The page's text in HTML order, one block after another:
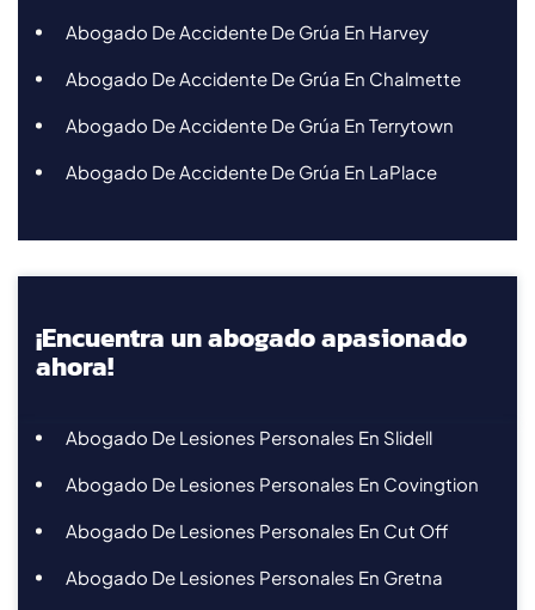
Abogado De Accidente De Grúa En Harvey
Abogado De Accidente De Grúa En Chalmette
Abogado De Accidente De Grúa En Terrytown
Abogado De Accidente De Grúa En LaPlace
¡Encuentra un abogado apasionado
ahora!
Abogado De Lesiones Personales En Slidell
Abogado De Lesiones Personales En Covingtion
Abogado De Lesiones Personales En Cut Off
Abogado De Lesiones Personales En Gretna